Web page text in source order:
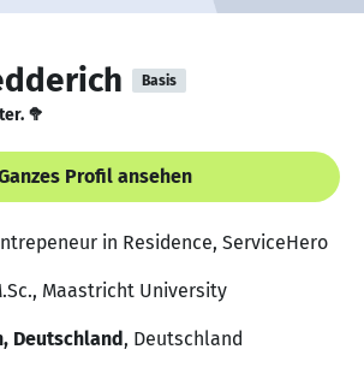
Basis
🥦
Profil ansehen
in Residence, ServiceHero
Maastricht University
Deutschland, Deutschland